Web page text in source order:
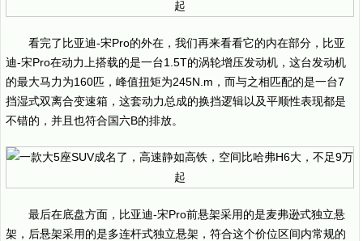
看完了比亚迪-宋Pro的外在，我们再来看看它的内在部分，比亚
迪-宋Pro在动力上搭载的是一台1.5T的涡轮增压发动机，这台发动机
的最大马力为160匹，峰值扭矩为245N.m，而与之相匹配的是一台7
挡湿式双离合变速箱，这套动力总成的换挡逻辑以及平顺性表现都是
不错的，并且也符合国六B的排放。
最后在底盘方面，比亚迪-宋Pro前悬架采用的是麦弗逊式独立悬
架，后悬架采用的是多连杆式独立悬架，符合这个价位区间内常规的